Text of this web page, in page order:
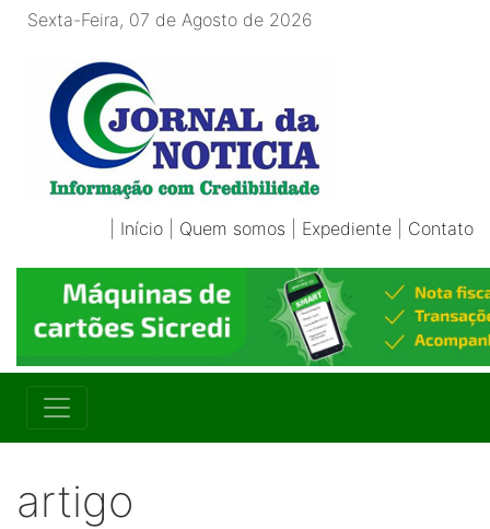
Sexta-Feira, 07 de Agosto de 2026
Início Quem somos Expediente Contato
artigo